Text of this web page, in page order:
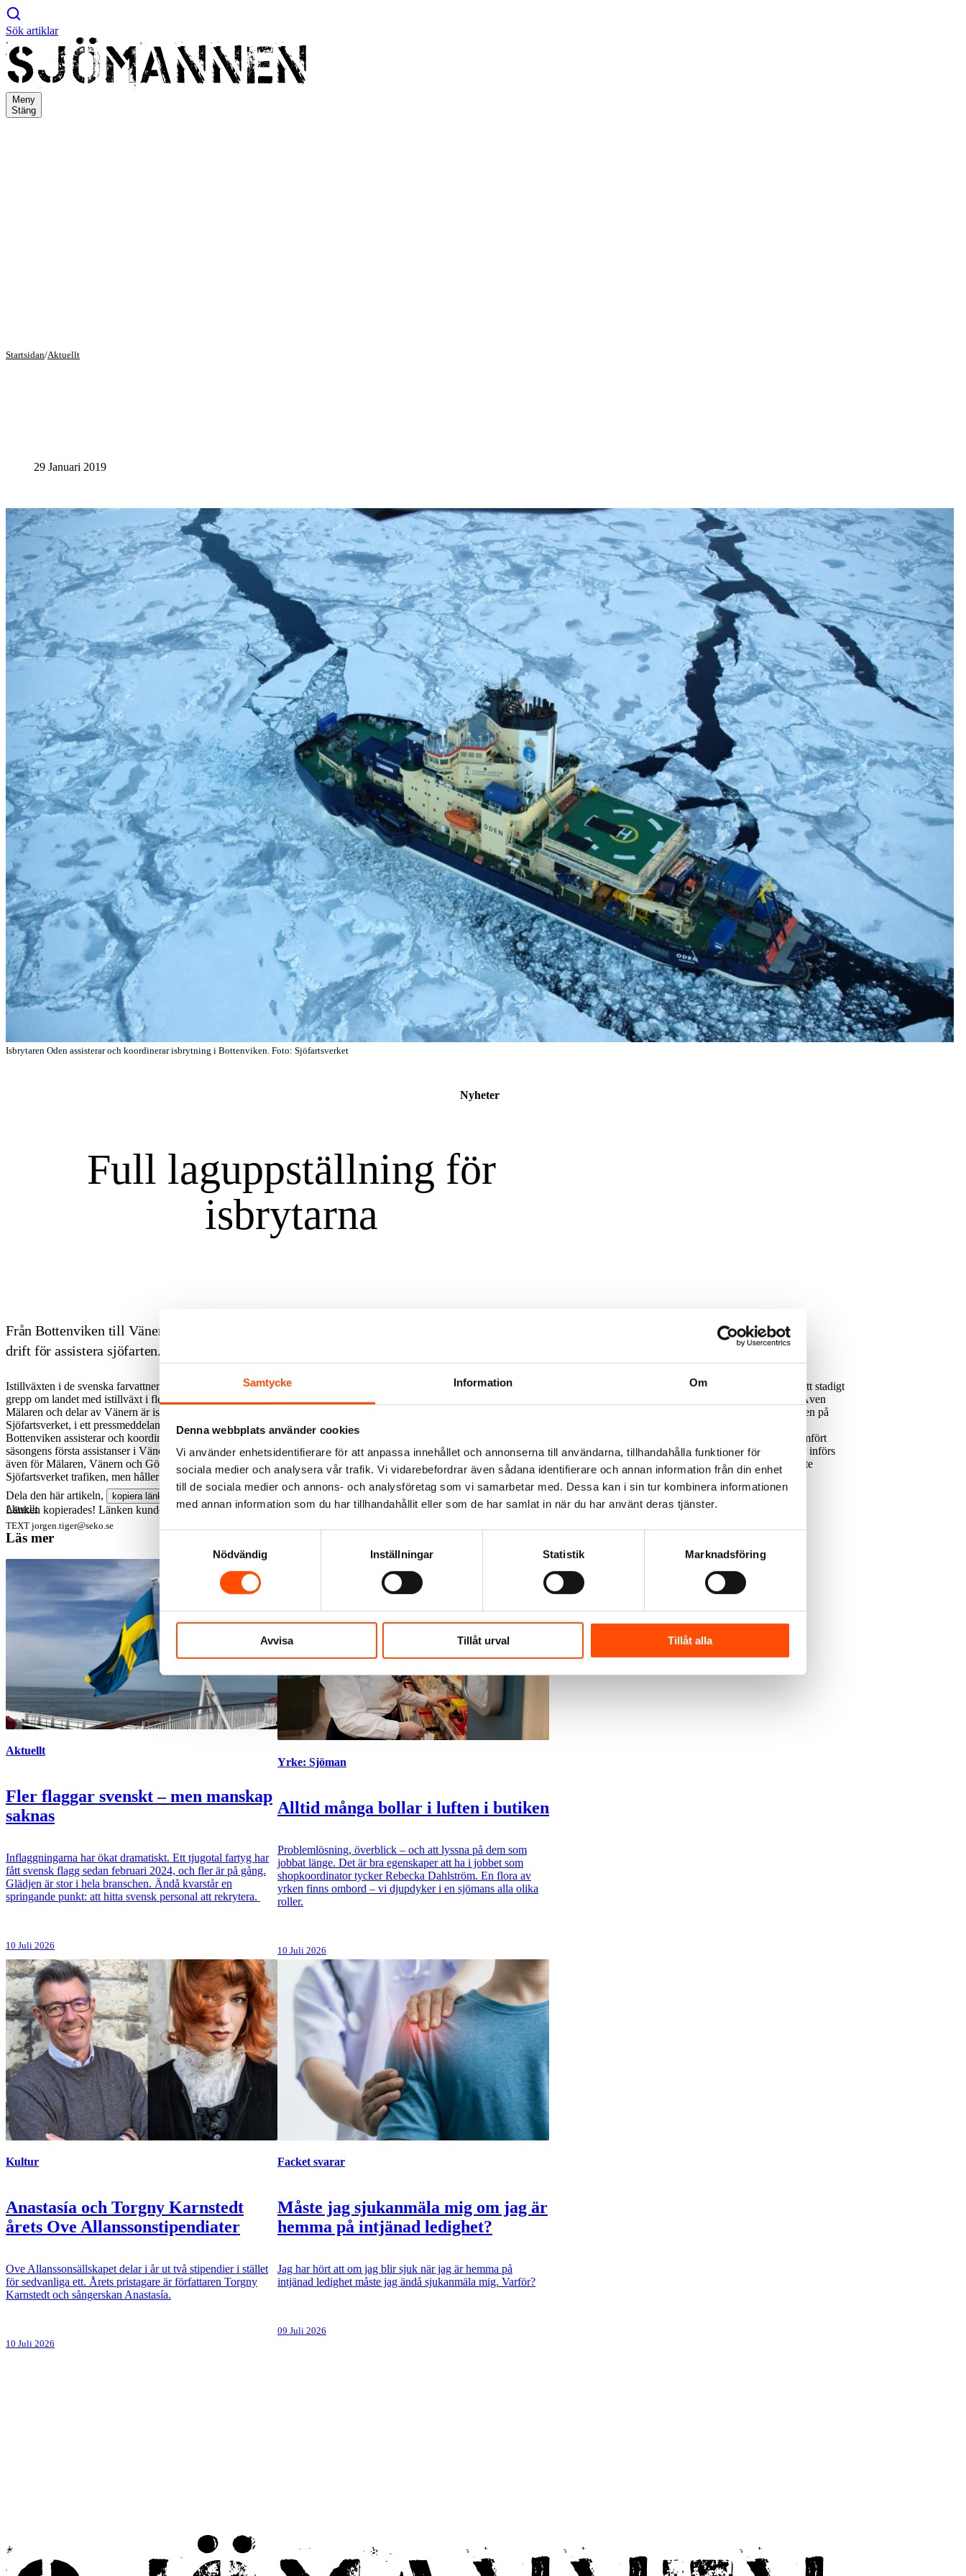
Samtycke Information Om
Denna webbplats använder cookies
Vi använder enhetsidentifierare för att anpassa innehållet och annonserna till användarna, tillhandahålla funktioner för
sociala medier och analysera vår trafik. Vi vidarebefordrar även sådana identifierare och annan information från din enhet
till de sociala medier och annons- och analysföretag som vi samarbetar med. Dessa kan i sin tur kombinera informationen
med annan information som du har tillhandahållit eller som de har samlat in när du har använt deras tjänster.
Nödvändig
Inställningar Statistik Marknadsföring
Avvisa Tillåt urval Tillåt alla
Sök artiklar
Meny
Stäng
Startsidan/Aktuellt
Isbrytaren Oden assisterar och koordinerar isbrytning i Bottenviken. Foto: Sjöfartsverket
Nyheter
Full laguppställning för
isbrytarna
29 Januari 2019
Från Bottenviken till Vänern. Nu är samtliga fem statsisbrytare i
drift för assistera sjöfarten.
Istillväxten i de svenska farvattnen gick förhållandevis långsamt under december och första halvan av januari, uppger Sjöfartsverket. Men de sista veckorna har vintern kopplat ett stadigt
grepp om landet med istillväxt i flera farvatten runt om landet. Hela Bottenviken och Kvarken är nu isbelagd. Längs kusten ligger isen från Örnsköldsvik till norra Kalmarsund. Även
Mälaren och delar av Vänern är isbelagda. – Vi räknar med fortsatt avkylning och långsam istillväxt i samtliga farvatten, säger Emma Grönkvist, driftoperatör vid isbrytarledningen på
Sjöfartsverket, i ett pressmeddelande. De svenska statsisbrytarna samt den inhyrda isbrytaren Thetis assisterar sjöfarten till och från hamnar längs norrlandskusten och i Vänern. I
Bottenviken assisterar och koordinerar Atle, Oden och Frej. Ymer ligger i Kvarken och koordinerar svenska och finska isbrytare, där även Thetis assisterar. Medan Ale har genomfört
säsongens första assistanser i Vänern. Från och med 29 januari införs eller skärps befintliga restriktioner för sjöfart i området finska gränsen till Öregrund. Restriktioner finns eller införs
även för Mälaren, Vänern och Göta älv. Restriktioner innebär att endast fartyg som är byggda för att trafikera isbelagda farvatten kan få isbrytarassistans. På Mälaren assisterar inte
Sjöfartsverket trafiken, men håller basrännan öppen.
Aktuellt
TEXT jorgen.tiger@seko.se
Dela den här artikeln, kopiera länken
Länken kopierades! Länken kunde inte kopieras.
Läs mer
Aktuellt
Fler flaggar svenskt – men manskap
saknas
Inflaggningarna har ökat dramatiskt. Ett tjugotal fartyg har
fått svensk flagg sedan februari 2024, och fler är på gång.
Glädjen är stor i hela branschen. Ändå kvarstår en
springande punkt: att hitta svensk personal att rekrytera.
10 Juli 2026
Yrke: Sjöman
Alltid många bollar i luften i butiken
Problemlösning, överblick – och att lyssna på dem som
jobbat länge. Det är bra egenskaper att ha i jobbet som
shopkoordinator tycker Rebecka Dahlström. En flora av
yrken finns ombord – vi djupdyker i en sjömans alla olika
roller.
10 Juli 2026
Kultur
Anastasía och Torgny Karnstedt
årets Ove Allanssonstipendiater
Ove Allanssonsällskapet delar i år ut två stipendier i stället
för sedvanliga ett. Årets pristagare är författaren Torgny
Karnstedt och sångerskan Anastasía.
10 Juli 2026
Facket svarar
Måste jag sjukanmäla mig om jag är
hemma på intjänad ledighet?
Jag har hört att om jag blir sjuk när jag är hemma på
intjänad ledighet måste jag ändå sjukanmäla mig. Varför?
09 Juli 2026